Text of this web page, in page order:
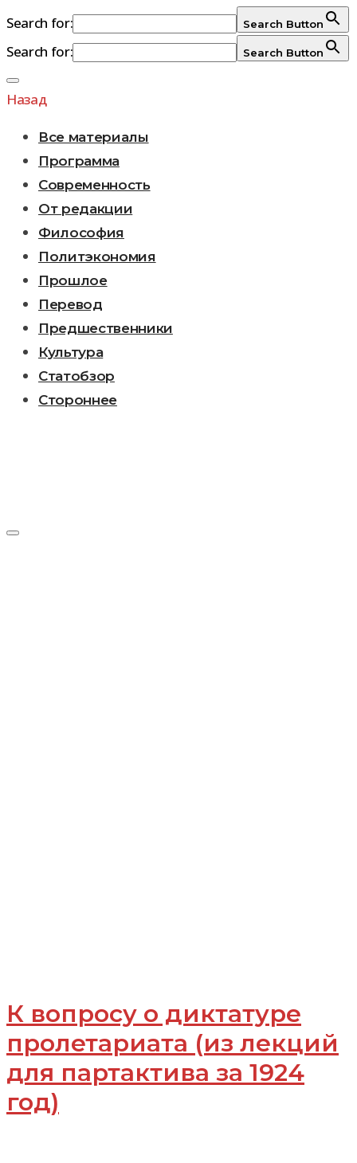
Search for: Search Button
Search for: Search Button
Перейти
к
Назад
Все материалы
Программа
Современность
От редакции
Философия
Политэкономия
Прошлое
Перевод
Предшественники
Культура
Статобзор
Стороннее
К вопросу о диктатуре
пролетариата (из лекций
для партактива за 1924
год)